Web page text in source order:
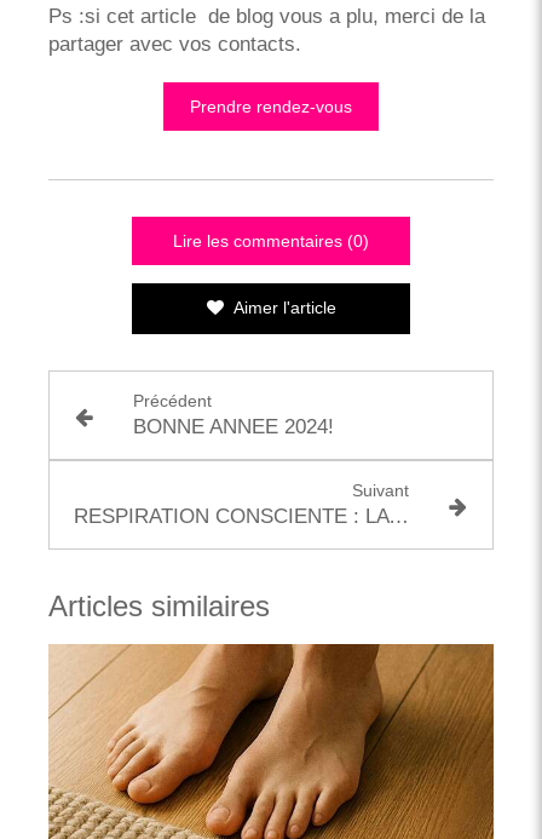
Ps :si cet article de blog vous a plu, merci de la
partager avec vos contacts.
Prendre rendez-vous
Lire les commentaires (0)
Aimer l'article
Précédent
BONNE ANNEE 2024!
Suivant
RESPIRATION CONSCIENTE : LA COHERENCE CARDIAQUE
Articles similaires